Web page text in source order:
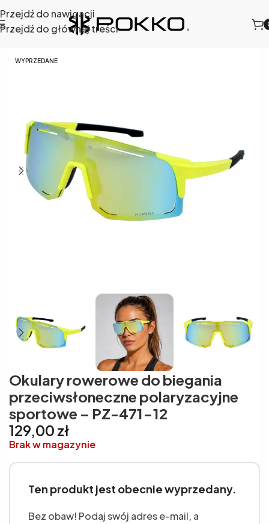
Przejdź do nawigacji
Przejdź do głównej treści
WYPRZEDANE
Okulary rowerowe do biegania
przeciwsłoneczne polaryzacyjne
sportowe – PZ-471-12
129,00 zł
Brak w magazynie
Ten produkt jest obecnie wyprzedany.
Bez obaw! Podaj swój adres e-mail, a